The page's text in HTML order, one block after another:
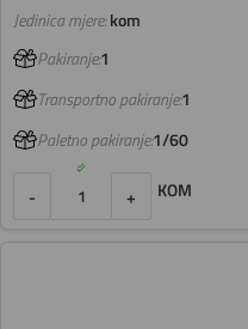
Jedinica mjere:kom
Pakiranje:1
Transportno pakiranje:1
Paletno pakiranje:1/60
- + KOM